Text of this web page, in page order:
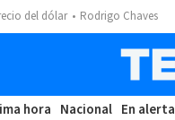
del dólar Rodrigo Chaves
hora Nacional En alerta